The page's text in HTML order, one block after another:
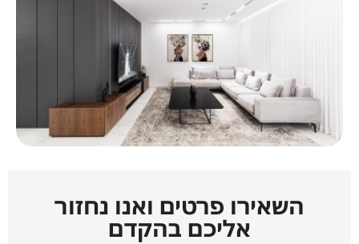
השאירו פרטים ואנו נחזור
אליכם בהקדם